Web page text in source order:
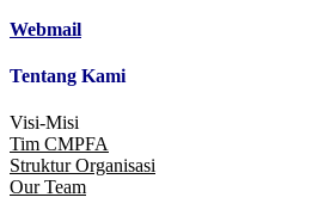
Webmail
Tentang Kami
Visi-Misi
Tim CMPFA
Struktur Organisasi
Our Team